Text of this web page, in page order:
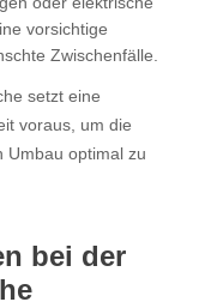
vorsichtige
Zwischenfälle.
setzt eine
voraus, um die
Umbau optimal zu
bei der